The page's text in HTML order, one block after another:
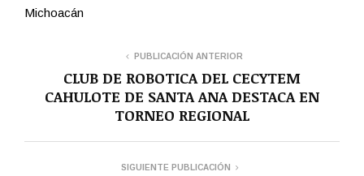
Michoacán
PUBLICACIÓN ANTERIOR
CLUB DE ROBOTICA DEL CECYTEM
CAHULOTE DE SANTA ANA DESTACA EN
TORNEO REGIONAL
SIGUIENTE PUBLICACIÓN